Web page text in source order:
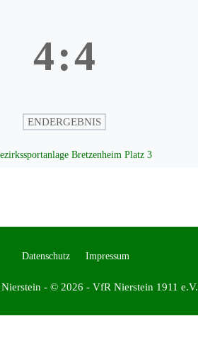
4:4
ENDERGEBNIS
Bretzenheim Platz 3
Datenschutz Impressum
- © 2026 - VfR Nierstein 1911 e.V.